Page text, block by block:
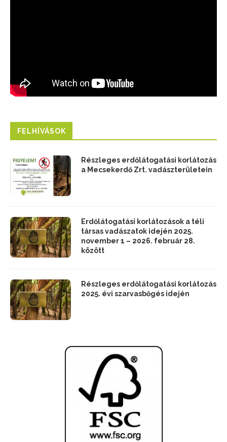
FELHÍVÁSOK
Részleges erdőlátogatási korlátozás
a Mecsekerdő Zrt. vadászterületein
Erdőlátogatási korlátozások a téli
társas vadászatok idején 2025.
november 1 – 2026. február 28.
között
Részleges erdőlátogatási korlátozás
2025. évi szarvasbőgés idején